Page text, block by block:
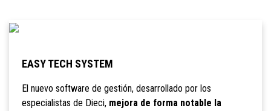
EASY TECH SYSTEM
El nuevo software de gestión, desarrollado por los
especialistas de Dieci, mejora de forma notable la